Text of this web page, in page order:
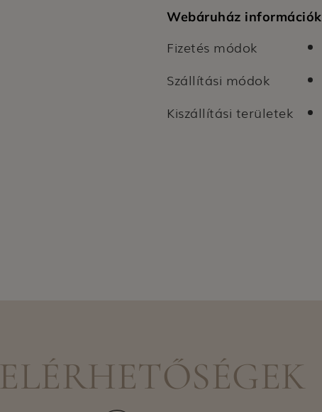
Webáruház információk
Fizetés módok
Szállítási módok
Kiszállítási területek
ELÉRHETŐSÉGEK